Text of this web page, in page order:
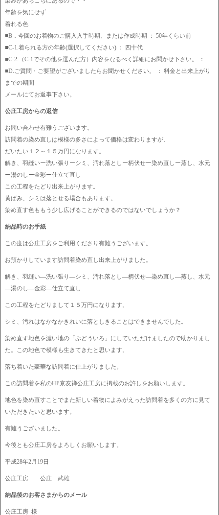
年齢を気にせず
着れる色
■B．今回のお着物のご購入入手時期、または作成時期 ： 50年くらい前
■C-1.着られる方の年齢(選択してください) ： 四十代
■C-2.（C-1でその他を選んだ方）内容をなるべく詳細にお聞かせ下さい。 ：
■D.ご質問・ご要望がございましたらお聞かせください。 ： 料金と出来上がり
までの期間
メールにてお返事下さい。
公庄工房からの返信
お問い合わせ有難うございます。
訪問着の染め直しは模様の多さによって価格は変わりますが、
だいたい１２～１５万円になります。
解き、羽縫いー洗い張りーシミ、汚れ落としー柄伏せー染め直しー蒸し、水元
ー湯のしー金彩ー仕立て直し
この工程をたどり出来上がります。
黄ばみ、シミは落とせる場合もあります。
染め直す色ももう少し広げることができるのではないでしょうか？
納品時のお手紙
この度は公庄工房をご利用くださり有難うございます。
お預かりしています訪問着染め直し出来上がりました。
解き、羽縫い―洗い張り―シミ、汚れ落とし―柄伏せ―染め直し―蒸し、水元
―湯のし―金彩―仕立て直し
この工程をたどりまして１５万円になります。
シミ、汚れはなかなかきれいに落としきることはできませんでした。
染め直す地色を濃い地の「ぶどういろ」にしていただけましたので助かりまし
た。この地色で模様も生きてきたと思います。
落ち着いた豪華な訪問着に仕上がりました。
この訪問着を私のHP京友禅公庄工房に掲載のお許しをお願いします。
地色を染め直すことでまた新しい着物によみがえった訪問着を多くの方に見て
いただきたいと思います。
有難うございました。
今後とも公庄工房をよろしくお願いします。
平成28年2月19日
公庄工房 公庄 武雄
納品後のお客さまからのメール
公庄工房 様